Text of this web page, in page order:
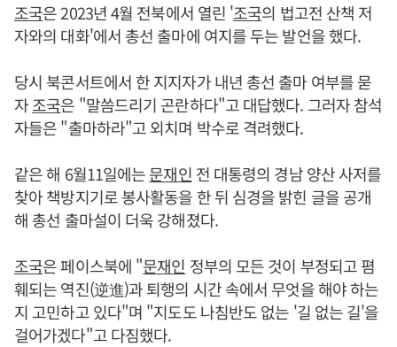
조국은 2023년 4월 전북에서 열린 '조국의 법고전 산책 저
자와의 대화'에서 총선 출마에 여지를 두는 발언을 했다.
당시 북콘서트에서 한 지지자가 내년 총선 출마 여부를 묻
자조국은 "말씀드리기 곤란하다"고 대답했다. 그러자 참석
자들은 "출마하라"고 외치며 박수로 격려했다.
같은 해 6월11일에는문재인 전 대통령의 경남 양산 사저를
찾아 책방지기로 봉사활동을 한 뒤 심경을 밝힌 글을 공개
해 총선 출마설이 더욱 강해졌다.
조국은 페이스북에 "문재인 정부의 모든 것이 부정되고 폄
훼되는 역진(逆進)과 퇴행의 시간 속에서 무엇을 해야 하는
지 고민하고 있다"며 "지도도 나침반도 없는 '길 없는 길'을
걸어가겠다"고 다짐했다.